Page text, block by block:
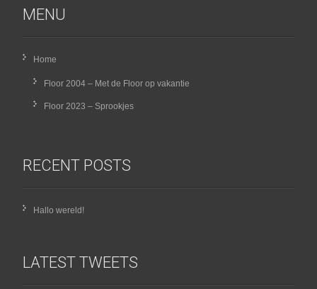
MENU
Home
Floor 2004 – Met de Floor op vakantie
Floor 2023 – Sprookjes
RECENT POSTS
Hallo wereld!
LATEST TWEETS